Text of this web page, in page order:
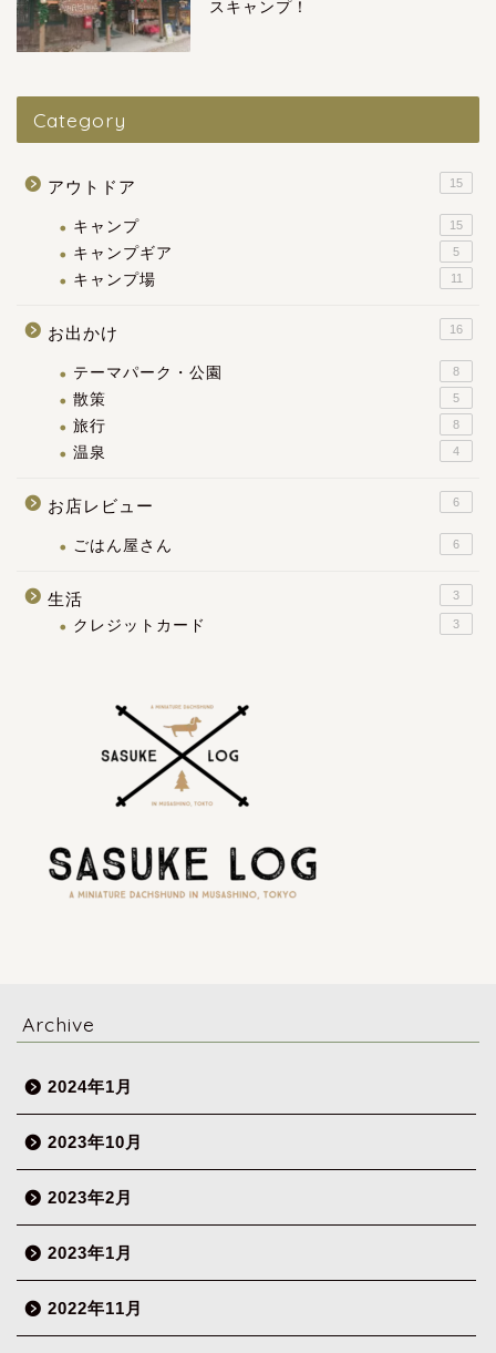
スキャンプ！
Category
アウトドア 15
キャンプ 15
キャンプギア 5
キャンプ場 11
お出かけ 16
テーマパーク・公園 8
散策 5
旅行 8
温泉 4
お店レビュー 6
ごはん屋さん 6
生活 3
クレジットカード 3
Archive
2024年1月
2023年10月
2023年2月
2023年1月
2022年11月